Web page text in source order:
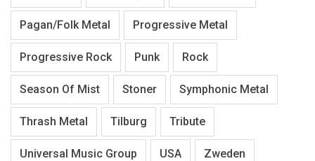
Pagan/Folk Metal Progressive Metal
Progressive Rock Punk Rock
Season Of Mist Stoner Symphonic Metal
Thrash Metal Tilburg Tribute
Universal Music Group USA Zweden